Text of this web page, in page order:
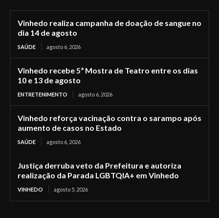
Vinhedo realiza campanha de doação de sangue no
dia 14 de agosto
SAÚDE agosto 6, 2026
Vinhedo recebe 5ª Mostra de Teatro entre os dias
10 e 13 de agosto
ENTRETENIMENTO agosto 6, 2026
Vinhedo reforça vacinação contra o sarampo após
aumento de casos no Estado
SAÚDE agosto 6, 2026
Justiça derruba veto da Prefeitura e autoriza
realização da Parada LGBTQIA+ em Vinhedo
VINHEDO agosto 5, 2026